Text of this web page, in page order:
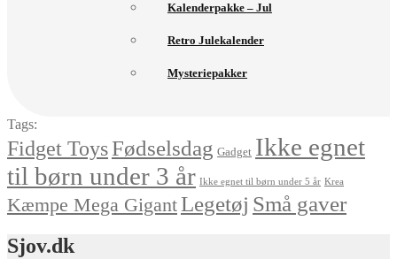
Kalenderpakke – Jul
Retro Julekalender
Mysteriepakker
Tags:
Fidget ToysFødselsdag Gadget Ikke egnet
til børn under 3 år Ikke egnet til børn under 5 år Krea
Kæmpe Mega GigantLegetøj Små gaver
Sjov.dk